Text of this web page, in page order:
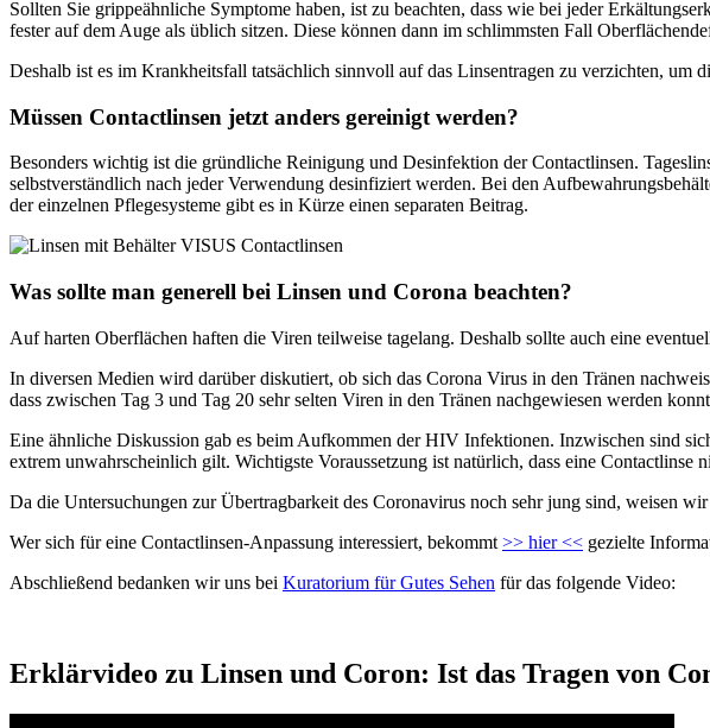
Sollten Sie grippeähnliche Symptome haben, ist zu beachten, dass wie bei jeder
fester auf dem Auge als üblich sitzen. Diese können dann im schlimmsten Fall
Deshalb ist es im Krankheitsfall tatsächlich sinnvoll auf das Linsentragen zu verzichten, um
Müssen Contactlinsen jetzt anders gereinigt werden?
Besonders wichtig ist die gründliche Reinigung und Desinfektion der Contactlinsen.
selbstverständlich nach jeder Verwendung desinfiziert werden. Bei den
der einzelnen Pflegesysteme gibt es in Kürze einen separaten Beitrag.
Was sollte man generell bei Linsen und Corona beachten?
Auf harten Oberflächen haften die Viren teilweise tagelang. Deshalb sollte auch eine
In diversen Medien wird darüber diskutiert, ob sich das Corona Virus in den Tränen
dass zwischen Tag 3 und Tag 20 sehr selten Viren in den Tränen nachgewiesen werden
Eine ähnliche Diskussion gab es beim Aufkommen der HIV Infektionen. Inzwischen sind
extrem unwahrscheinlich gilt. Wichtigste Voraussetzung ist natürlich, dass eine Contactlinse
Da die Untersuchungen zur Übertragbarkeit des Coronavirus noch sehr jung sind, weisen
Wer sich für eine Contactlinsen-Anpassung interessiert, bekommt >> hier << gezielte
Abschließend bedanken wir uns bei Kuratorium für Gutes Sehen für das folgende Video:
Erklärvideo zu Linsen und Coron: Ist das Tragen von